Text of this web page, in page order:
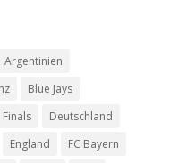
Argentinien
Blue Jays
Deutschland
England
FC Bayern